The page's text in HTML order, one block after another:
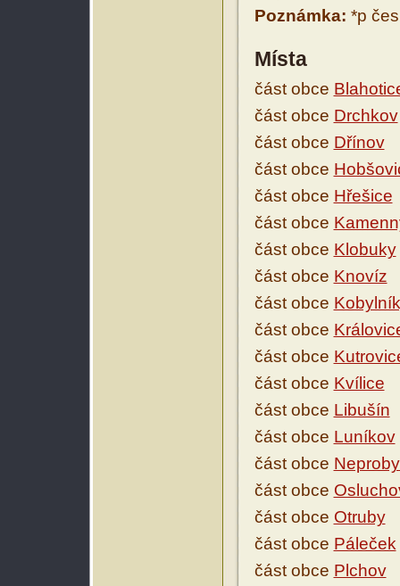
Poznámka: *p
Místa
část obce
část obce Drchkov
část obce Dřínov
část obce
část obce Hřešice
část obce
část obce Klobuky
část obce Knovíz
část obce
část obce
část obce
část obce Kvílice
část obce Libušín
část obce Luníkov
část obce
část obce
část obce Otruby
část obce Páleček
část obce Plchov